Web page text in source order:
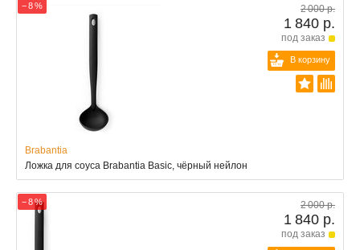
− 8 % 2 000 р.
1 840 р.
под заказ
В корзину
Brabantia
Ложка для соуса Brabantia Basic, чёрный нейлон
− 8 % 2 000 р.
1 840 р.
под заказ